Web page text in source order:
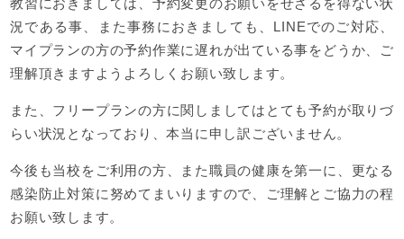
教習におきましては、予約変更のお願いをせざるを得ない状
況である事、また事務におきましても、LINEでのご対応、
マイプランの方の予約作業に遅れが出ている事をどうか、ご
理解頂きますようよろしくお願い致します。
また、フリープランの方に関しましてはとても予約が取りづ
らい状況となっており、本当に申し訳ございません。
今後も当校をご利用の方、また職員の健康を第一に、更なる
感染防止対策に努めてまいりますので、ご理解とご協力の程
お願い致します。